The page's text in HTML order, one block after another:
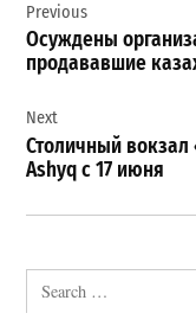
по
записям
Previous
Осуждены
продававшие
Next
Столичный
Ashyq с 17 июня
Search
for: